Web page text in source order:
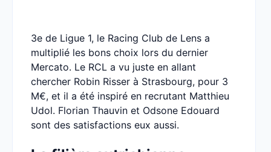
3e de Ligue 1, le Racing Club de Lens a
multiplié les bons choix lors du dernier
Mercato. Le RCL a vu juste en allant
chercher Robin Risser à Strasbourg, pour 3
M€, et il a été inspiré en recrutant Matthieu
Udol. Florian Thauvin et Odsone Edouard
sont des satisfactions eux aussi.